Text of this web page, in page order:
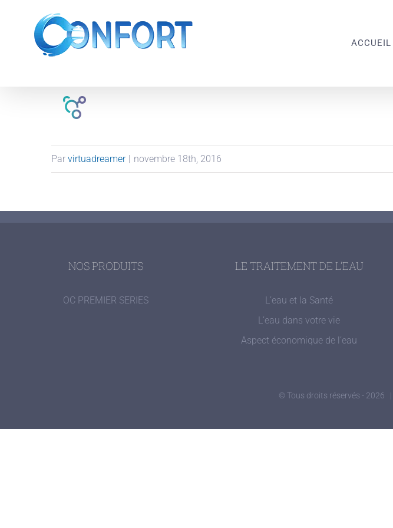
ACCUEIL
Par virtuadreamer | novembre 18th, 2016
NOS PRODUITS
OC PREMIER SERIES
LE TRAITEMENT DE L’EAU
L’eau et la Santé
L’eau dans votre vie
Aspect économique de l’eau
© Tous droits réservés - 2026 |